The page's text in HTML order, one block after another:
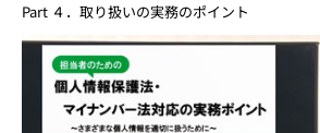
Part ４．取り扱いの実務のポイント